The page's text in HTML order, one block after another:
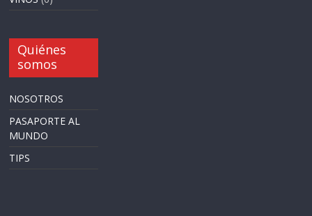
Quiénes
somos
NOSOTROS
PASAPORTE AL
MUNDO
TIPS